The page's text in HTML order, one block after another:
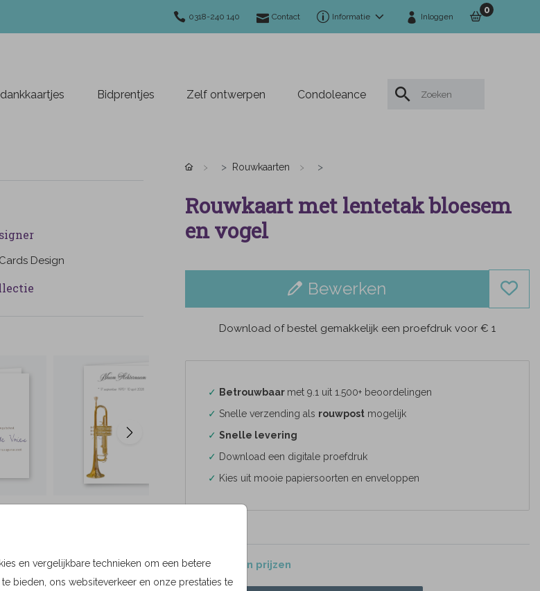
0318-240 140 Contact Informatie Inloggen
0
Bidprentjes Zelf ontwerpen Condoleance
en vergelijkbare technieken om een betere
bieden, ons websiteverkeer en onze prestaties te
Design
Rouwkaarten
Rouwkaart met lentetak bloesem
en vogel
Bewerken
Download of bestel gemakkelijk een proefdruk voor € 1
✓ Betrouwbaar met 9.1 uit 1.500+ beoordelingen
✓ Snelle verzending als rouwpostmogelijk
✓ Snelle levering
✓ Download een digitale proefdruk
✓ Kies uit mooie papiersoorten en enveloppen
Formaten en prijzen